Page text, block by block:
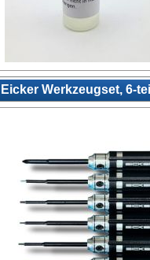
Eicker Werkzeugset, 6-